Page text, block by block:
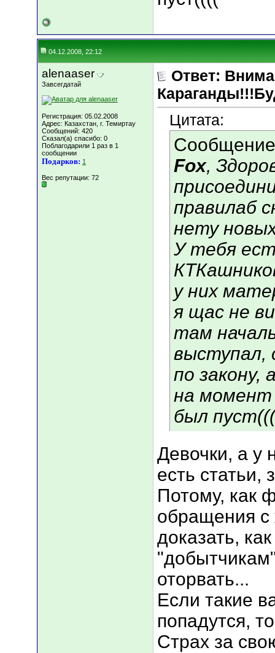
04.12.2008, 22:12
alenaaser
Завсегдатай
Регистрация: 05.02.2008
Адрес: Казахстан, г. Темиртау
Сообщений: 420
Сказал(а) спасибо: 0
Поблагодарили 1 раз в 1
сообщении
Подарков: 1
Вес репутации: 72
Ответ:
Цитата:
Fox,
правилаб
нету
У тебя
у них
я щас не
там
выступал,
по закону,
на момент
был
Девочки, а у
есть
Потому, как
обращения с
доказать,
оторвать...
Если такие
попадутся,
Страх за